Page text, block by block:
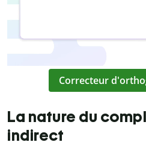
Correcteur
La nature du
indirect